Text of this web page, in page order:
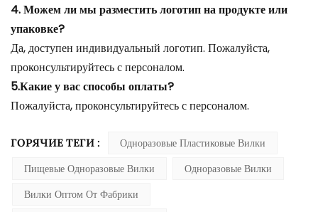
4. Можем ли мы разместить логотип на продукте или
упаковке?
Да, доступен индивидуальный логотип. Пожалуйста,
проконсультируйтесь с персоналом.
5.Какие у вас способы оплаты?
Пожалуйста, проконсультируйтесь с персоналом.
ГОРЯЧИЕ ТЕГИ :
Одноразовые Пластиковые Вилки
Пищевые Одноразовые Вилки
Одноразовые Вилки
Вилки Оптом От Фабрики